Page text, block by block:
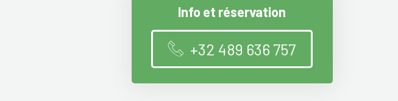
Info et réservation
+32 489 636 757